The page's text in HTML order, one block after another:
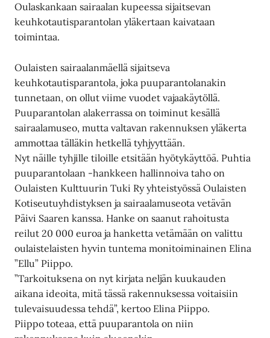
Oulaskankaan sairaalan kupeessa sijaitsevan
keuhkotautisparantolan yläkertaan kaivataan
toimintaa.
Oulaisten sairaalanmäellä sijaitseva
keuhkotautisparantola, joka puuparantolanakin
tunnetaan, on ollut viime vuodet vajaakäytöllä.
Puuparantolan alakerrassa on toiminut kesällä
sairaalamuseo, mutta valtavan rakennuksen yläkerta
ammottaa tälläkin hetkellä tyhjyyttään.
Nyt näille tyhjille tiloille etsitään hyötykäyttöä. Puhtia
puuparantolaan -hankkeen hallinnoiva taho on
Oulaisten Kulttuurin Tuki Ry yhteistyössä Oulaisten
Kotiseutuyhdistyksen ja sairaalamuseota vetävän
Päivi Saaren kanssa. Hanke on saanut rahoitusta
reilut 20 000 euroa ja hanketta vetämään on valittu
oulaistelaisten hyvin tuntema monitoiminainen Elina
”Ellu” Piippo.
”Tarkoituksena on nyt kirjata neljän kuukauden
aikana ideoita, mitä tässä rakennuksessa voitaisiin
tulevaisuudessa tehdä”, kertoo Elina Piippo.
Piippo toteaa, että puuparantola on niin